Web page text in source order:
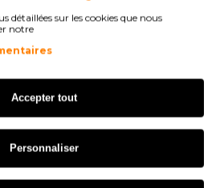
imprimante
détaillées sur les cookies que nous
notre
Accepter tout
Personnaliser